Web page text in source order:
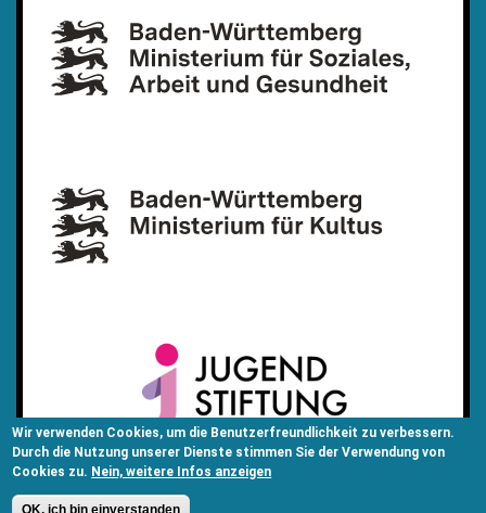
Wir verwenden Cookies, um die Benutzerfreundlichkeit zu verbessern.
Durch die Nutzung unserer Dienste stimmen Sie der Verwendung von
Cookies zu. Nein, weitere Infos anzeigen
OK, ich bin einverstanden